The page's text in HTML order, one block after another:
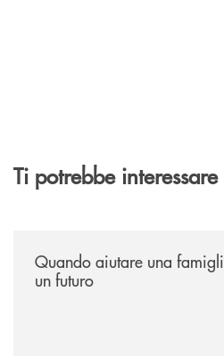
Ti potrebbe
Quando aiutare una
un futuro